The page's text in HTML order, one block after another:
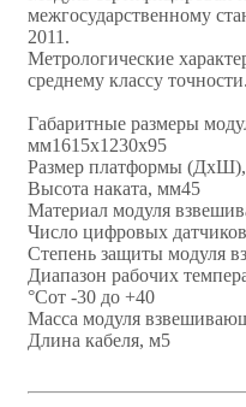
межгосударственному
2011.
Метрологические
среднему классу точности.
Габаритные размеры
мм1615х1230х95
Размер платформы
Высота наката, мм45
Материал модуля
Число цифровых
Степень защиты модуля
Диапазон рабочих
°Сот -30 до +40
Масса модуля
Длина кабеля, м5